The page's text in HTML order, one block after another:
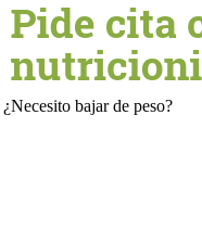
¿Necesito bajar de peso?